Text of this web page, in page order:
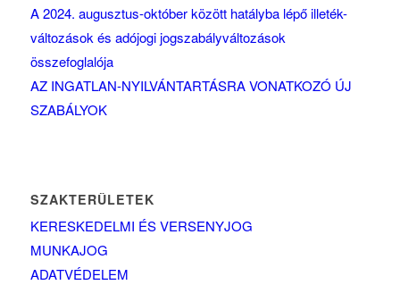
A 2024. augusztus-október között hatályba lépő illeték-
változások és adójogi jogszabályváltozások
összefoglalója
AZ INGATLAN-NYILVÁNTARTÁSRA VONATKOZÓ ÚJ
SZABÁLYOK
SZAKTERÜLETEK
KERESKEDELMI ÉS VERSENYJOG
MUNKAJOG
ADATVÉDELEM